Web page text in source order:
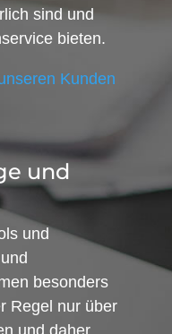
sind und
bieten.
Kunden
und
und
besonders
Regel nur über
und daher